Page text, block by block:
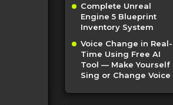
Complete Unreal
Engine 5 Blueprint
Inventory System
Voice Change in Real-
Time Using Free AI
Tool — Make Yourself
Sing or Change Voice